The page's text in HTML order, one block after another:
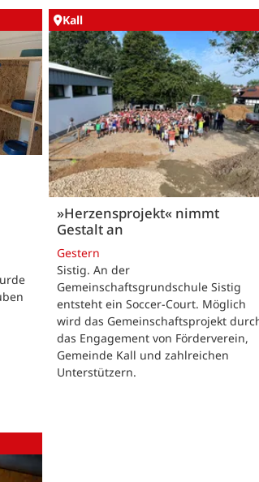
Kall
»Herzensprojekt« nimmt
Gestalt an
Gestern
Sistig. An der
Gemeinschaftsgrundschule Sistig
entsteht ein Soccer-Court. Möglich
wird das Gemeinschaftsprojekt
das Engagement von Förderverein,
Gemeinde Kall und zahlreichen
Unterstützern.